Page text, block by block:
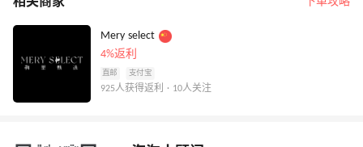
Mery select
4%返利
直邮 支付宝
925人获得返利 · 10人关注